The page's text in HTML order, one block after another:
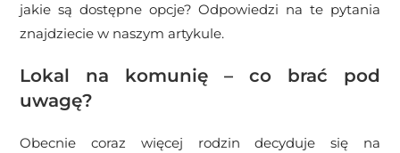
jakie są dostępne opcje? Odpowiedzi na te pytania
znajdziecie w naszym artykule.
Lokal na komunię – co brać pod
uwagę?
Obecnie coraz więcej rodzin decyduje się na